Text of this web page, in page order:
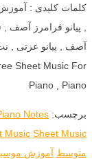
کلمات کلیدی :
, پیانو فرامرز
Sheet Music For
Piano , Piano
برچسب: Notes
Music Sheet Music
متوسط آموزش